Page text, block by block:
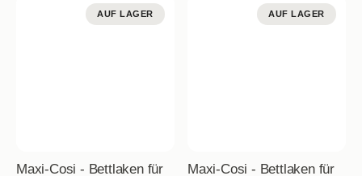
AUF LAGER
Maxi-Cosi - Bettlaken für
AUF LAGER
Maxi-Cosi - Bettlaken für